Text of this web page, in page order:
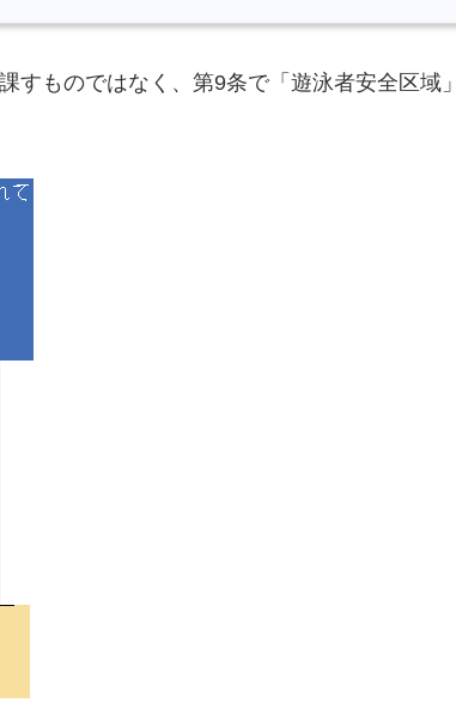
すものではなく、第9条で「遊泳者安全区